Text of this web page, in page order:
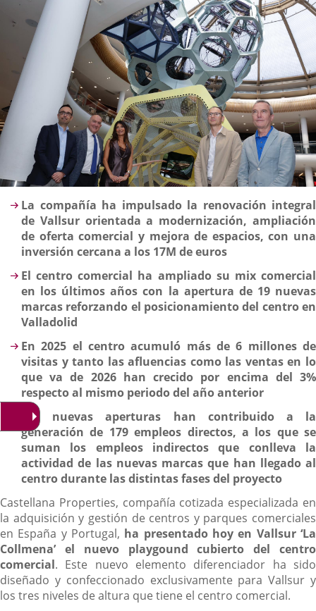
Descripción
La compañía ha impulsado la renovación integral
de Vallsur orientada a modernización, ampliación
de oferta comercial y mejora de espacios, con una
inversión cercana a los 17M de euros
El centro comercial ha ampliado su mix comercial
en los últimos años con la apertura de 19 nuevas
marcas reforzando el posicionamiento del centro en
Valladolid
En 2025 el centro acumuló más de 6 millones de
visitas y tanto las afluencias como las ventas en lo
que va de 2026 han crecido por encima del 3%
respecto al mismo periodo del año anterior
Las nuevas aperturas han contribuido a la
generación de 179 empleos directos, a los que se
suman los empleos indirectos que conlleva la
actividad de las nuevas marcas que han llegado al
centro durante las distintas fases del proyecto
Castellana Properties, compañía cotizada especializada en
la adquisición y gestión de centros y parques comerciales
en España y Portugal, ha presentado hoy en Vallsur ‘La
Collmena’ el nuevo playgound cubierto del centro
comercial. Este nuevo elemento diferenciador ha sido
diseñado y confeccionado exclusivamente para Vallsur y
los tres niveles de altura que tiene el centro comercial.